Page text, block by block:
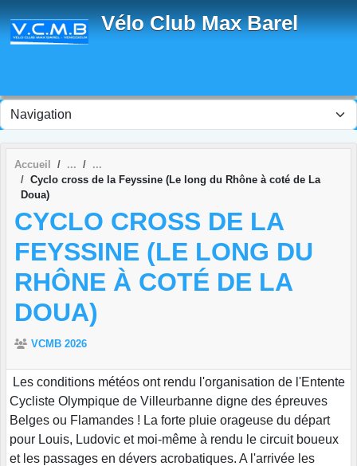
Vélo Club Max Barel
Accueil
Cyclo cross de la Feyssine (Le long du Rhône à coté de La
Doua)
CYCLO CROSS DE LA
FEYSSINE (LE LONG DU
RHÔNE À COTÉ DE LA
DOUA)
VCMB 2026
Les conditions météos ont rendu l'organisation de l'Entente
Cycliste Olympique de Villeurbanne digne des épreuves
Belges ou Flamandes ! La forte pluie orageuse du départ
pour Louis, Ludovic et moi-même à rendu le circuit boueux
et les passages en dévers acrobatiques. A l'arrivée les